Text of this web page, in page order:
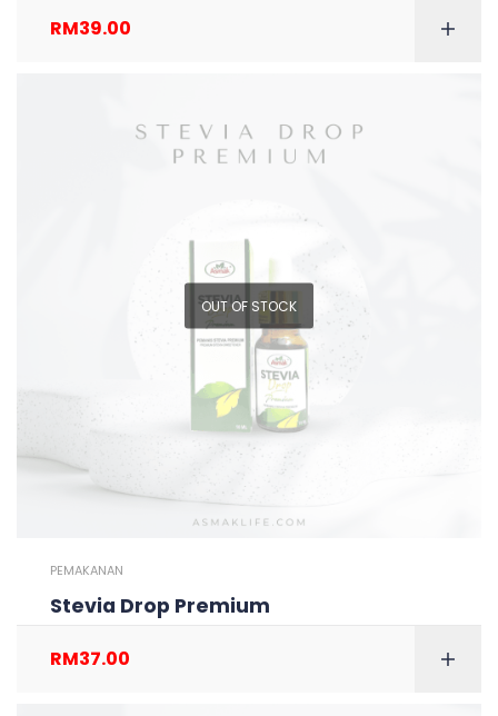
RM39.00
OUT OF STOCK
PEMAKANAN
Stevia Drop Premium
RM37.00